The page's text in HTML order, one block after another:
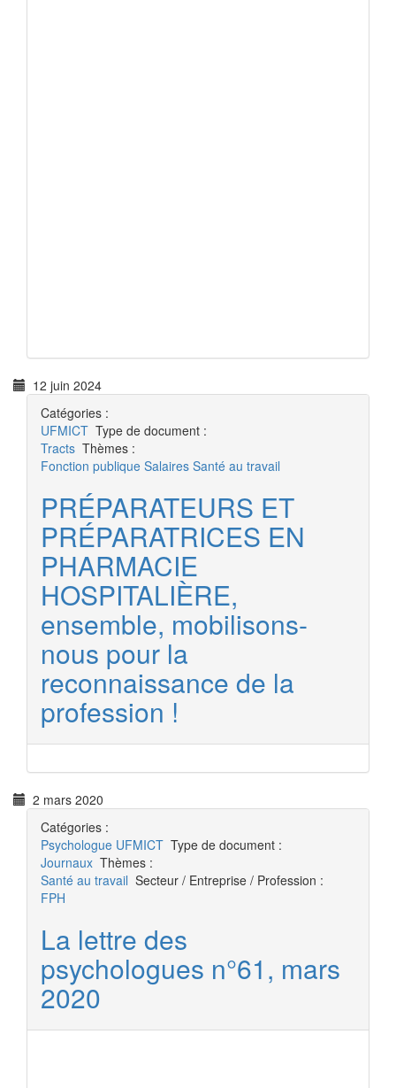
12 juin 2024
Catégories :
UFMICT Type de document :
Tracts Thèmes :
Fonction publique Salaires Santé au travail
PRÉPARATEURS ET
PRÉPARATRICES EN
PHARMACIE
HOSPITALIÈRE,
ensemble, mobilisons-
nous pour la
reconnaissance de la
profession !
2 mars 2020
Catégories :
Psychologue UFMICT Type de document :
Journaux Thèmes :
Santé au travail Secteur / Entreprise / Profession :
FPH
La lettre des
psychologues n°61, mars
2020